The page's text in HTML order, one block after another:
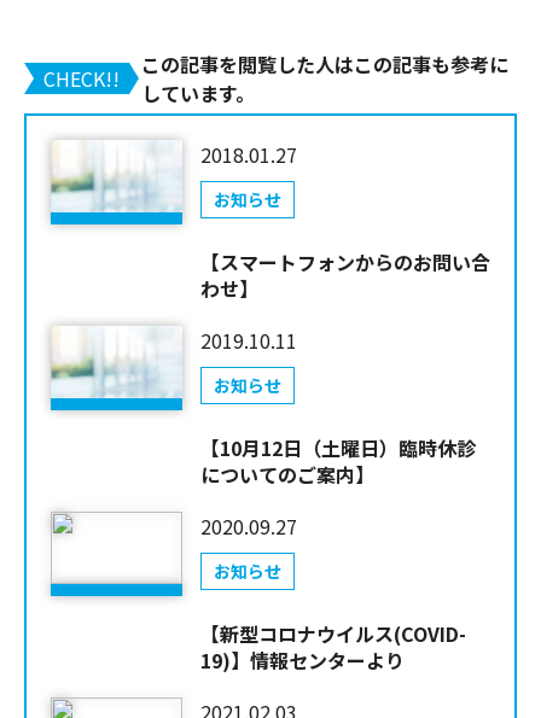
CHECK!!
この記事を閲覧した人はこの記事も参考に
しています。
2018.01.27
お知らせ
【スマートフォンからのお問い合
わせ】
2019.10.11
お知らせ
【10月12日（土曜日）臨時休診
についてのご案内】
2020.09.27
お知らせ
【新型コロナウイルス(COVID-
19)】情報センターより
2021.02.03